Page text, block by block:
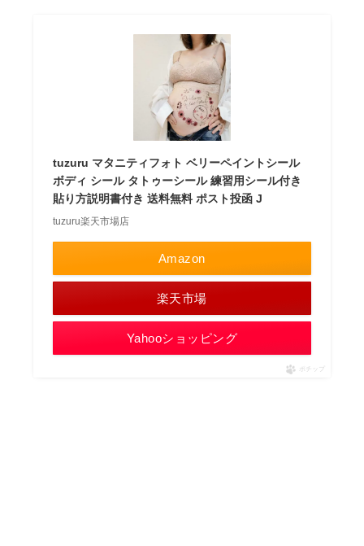
tuzuru マタニティフォト ベリーペイントシール
ボディ シール タトゥーシール 練習用シール付き
貼り方説明書付き 送料無料 ポスト投函 J
tuzuru楽天市場店
Amazon
楽天市場
Yahooショッピング
ポチップ